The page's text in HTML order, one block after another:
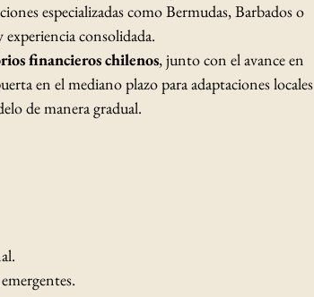
especializadas como Bermudas, Barbados o
consolidada.
financieros chilenos, junto con el avance en
en el mediano plazo para adaptaciones locales
de manera gradual.